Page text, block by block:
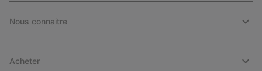
Nous connaitre
Acheter